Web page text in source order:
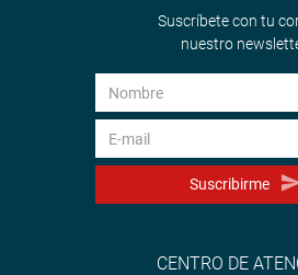
Suscríbete con tu
nuestro
Suscribirme
CENTRO DE